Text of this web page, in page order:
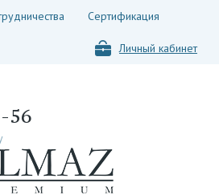
Сертификация
Личный кабинет
56